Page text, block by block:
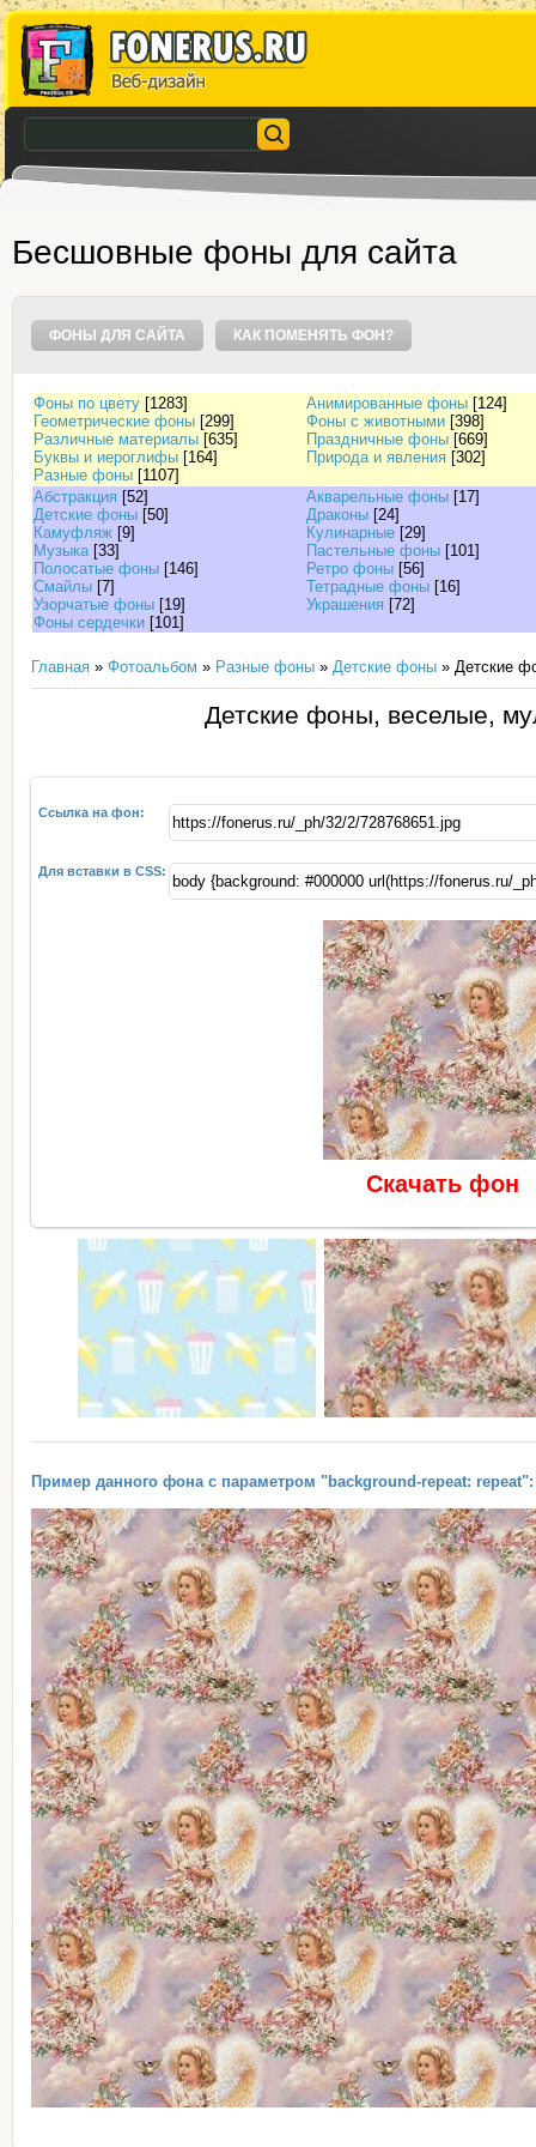
Бесшовные фоны для сайта
ФОНЫ ДЛЯ САЙТА КАК ПОМЕНЯТЬ ФОН?
Фоны по цвету [1283] Анимированные фоны [124]
Геометрические фоны [299] Фоны с животными [398]
Различные материалы [635] Праздничные фоны [669]
Буквы и иероглифы [164] Природа и явления [302]
Разные фоны [1107]
Абстракция [52] Акварельные фоны [17]
Детские фоны [50] Драконы [24]
Камуфляж [9] Кулинарные [29]
Музыка [33] Пастельные фоны [101]
Полосатые фоны [146] Ретро фоны [56]
Смайлы [7] Тетрадные фоны [16]
Узорчатые фоны [19] Украшения [72]
Фоны сердечки [101]
Главная » Фотоальбом » Разные фоны » Детские фоны » Детские
Детские фоны, веселые,
Ссылка на фон:
Для вставки в CSS:
Скачать фон
Пример данного фона с параметром "background-repeat: repeat":